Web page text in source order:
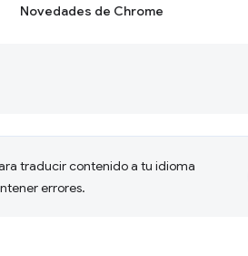
Novedades de Chrome
traducir contenido a tu idioma
errores.